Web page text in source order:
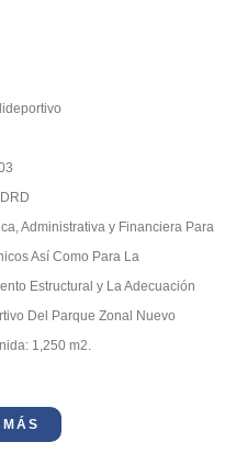
Administrativa y Financiera Para
Así Como Para La
Estructural y La Adecuación
Del Parque Zonal Nuevo
1,250 m2.